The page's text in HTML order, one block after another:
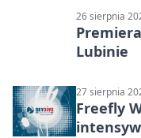
26 sierpnia
Lubinie
27 sierpnia
Freefly